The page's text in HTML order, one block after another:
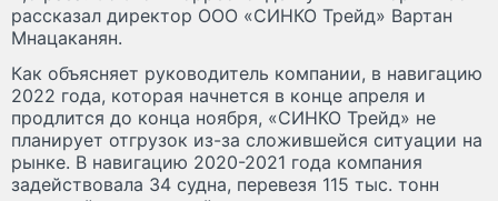
рассказал директор ООО «СИНКО Трейд» Вартан
Мнацаканян.
Как объясняет руководитель компании, в навигацию
2022 года, которая начнется в конце апреля и
продлится до конца ноября, «СИНКО Трейд» не
планирует отгрузок из-за сложившейся ситуации на
рынке. В навигацию 2020-2021 года компания
задействовала 34 судна, перевезя 115 тыс. тонн